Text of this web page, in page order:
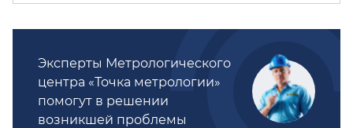
Эксперты Метрологического
центра «Точка метрологии»
помогут в решении
возникшей проблемы